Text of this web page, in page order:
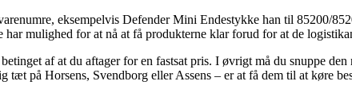
eksempelvis Defender Mini Endestykke han til 85200/
mulighed for at nå at få produkterne klar forud for at de
af at du aftager for en fastsat pris. I øvrigt må du snuppe den
på Horsens, Svendborg eller Assens – er at få dem til at køre